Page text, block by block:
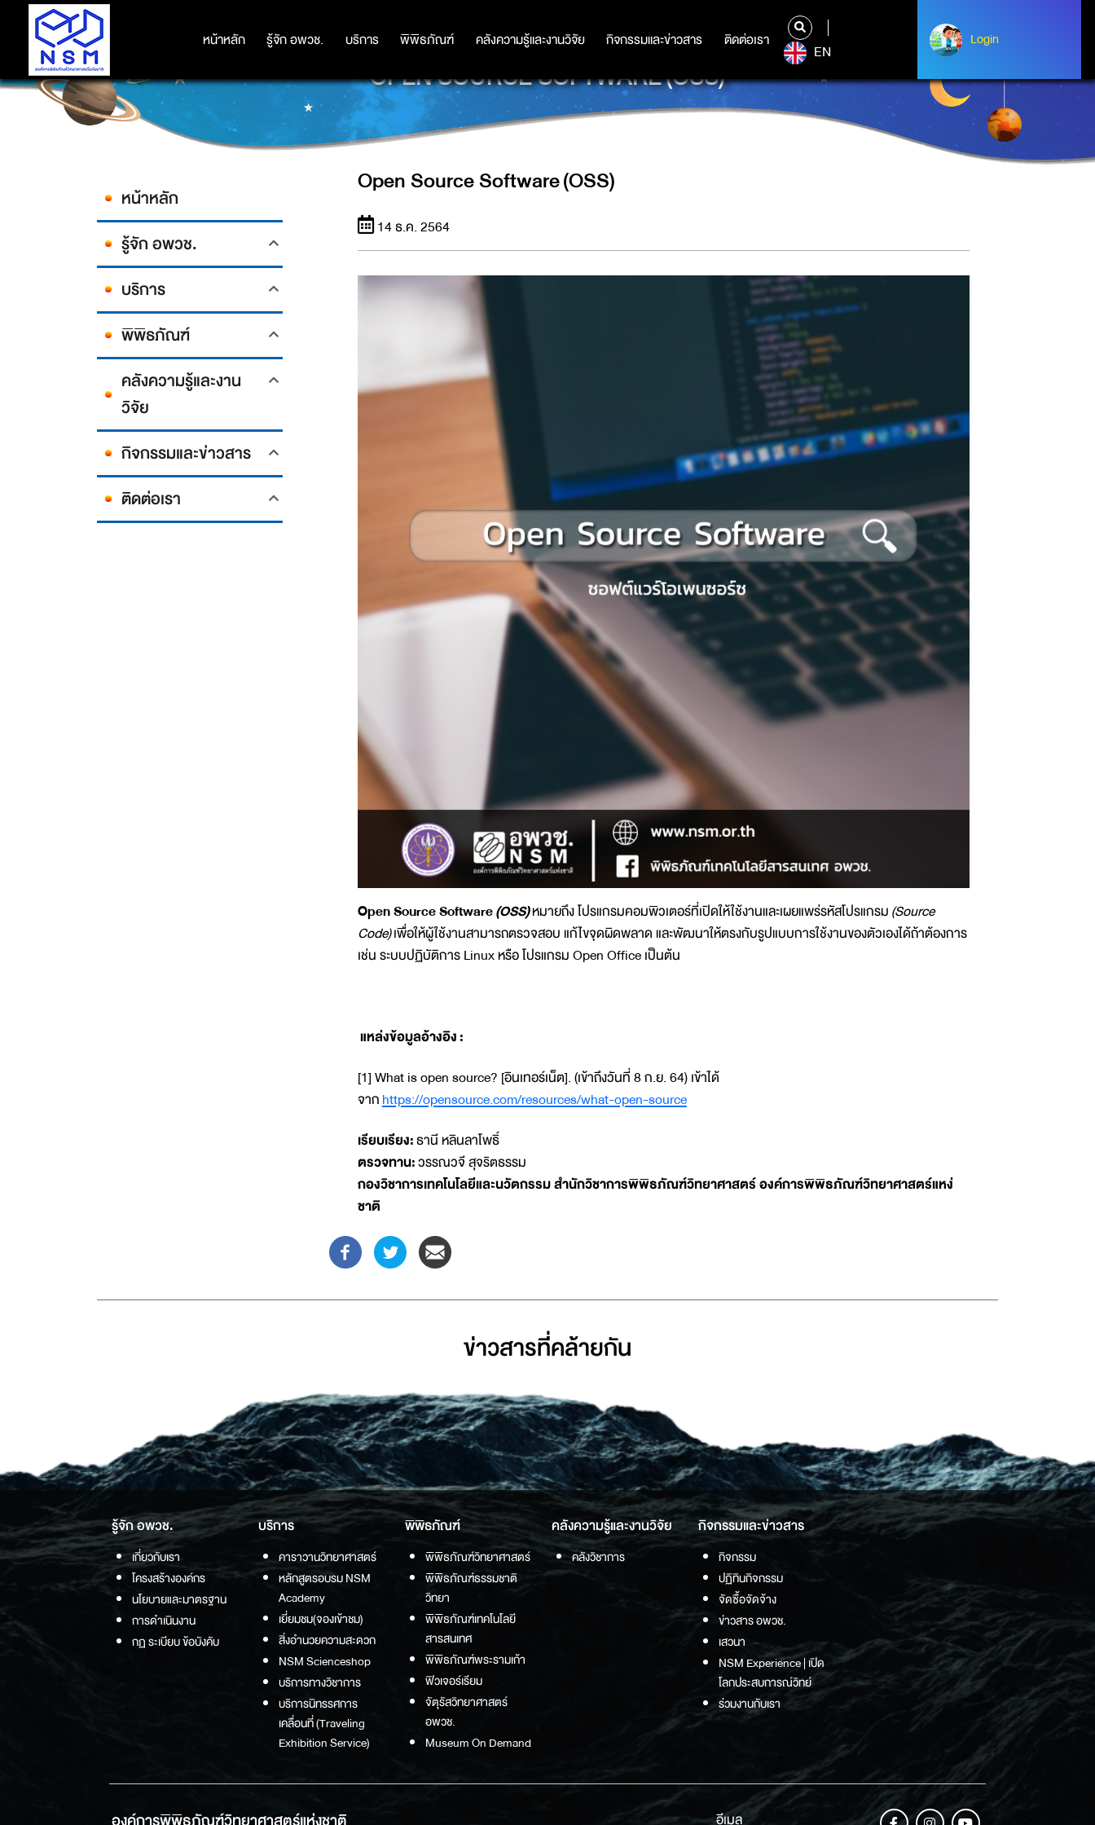
หน้าหลัก รู้จัก อพวช. บริการ พิพิธภัณฑ์ คลังความรู้และงานวิจัย กิจกรรมและข่าวสาร ติดต่อเรา
หน้าหลัก รู้จัก อพวช. บริการ พิพิธภัณฑ์ คลังความรู้และงานวิจัย กิจกรรมและข่าวสาร ติดต่อเรา
EN
Login
Login
OPEN SOURCE SOFTWARE (OSS)
หน้าหลัก
รู้จัก อพวช.
บริการ
พิพิธภัณฑ์
คลังความรู้และงาน
วิจัย
กิจกรรมและข่าวสาร
ติดต่อเรา
Open Source Software (OSS)
14 ธ.ค. 2564
Open Source Software(OSS)หมายถึง โปรแกรมคอมพิวเตอร์ที่เปิดให้ใช้งานและเผยแพร่รหัสโปรแกรม(Source
Code)เพื่อให้ผู้ใช้งานสามารถตรวจสอบ แก้ไขจุดผิดพลาด และพัฒนาให้ตรงกับรูปแบบการใช้งานของตัวเองได้ถ้าต้องการ
เช่น ระบบปฏิบัติการ Linux หรือ โปรแกรม Open Office เป็นต้น
แหล่งข้อมูลอ้างอิง :
[1] What is open source? [อินเทอร์เน็ต]. (เข้าถึงวันที่ 8 ก.ย. 64) เข้าได้
จากhttps://opensource.com/resources/what-open-source
เรียบเรียง:ธานี หลินลาโพธิ์
ตรวจทาน:วรรณวจี สุจริตธรรม
กองวิชาการเทคโนโลยีและนวัตกรรม สำนักวิชาการพิพิธภัณฑ์วิทยาศาสตร์ องค์การพิพิธภัณฑ์วิทยาศาสตร์แหง่
ชาติ
ข่าวสารที่่คล้ายกัน
รู้จัก อพวช.
เกี่ยวกับเรา
โครงสร้างองค์กร
นโยบายและมาตรฐาน
การดำเนินงาน
กฏ ระเบียบ ข้อบังคับ
บริการ
คาราวานวิทยาศาสตร์
หลักสูตรอบรม NSM
Academy
เยี่ยมชม(จองเข้าชม)
สิ่งอำนวยความสะดวก
NSM Scienceshop
บริการทางวิชาการ
บริการนิทรรศการ
เคลื่อนที่ (Traveling
Exhibition Service)
พิพิธภัณฑ์
พิพิธภัณฑ์วิทยาศาสตร์
พิพิธภัณฑ์ธรรมชาติ
วิทยา
พิพิธภัณฑ์เทคโนโลยี
สารสนเทศ
พิพิธภัณฑ์พระรามเก้า
ฟิวเจอร์เรียม
จัตุรัสวิทยาศาสตร์
อพวช.
Museum On Demand
คลังความรู้และงานวิจัย
คลังวิชาการ
กิจกรรมและข่าวสาร
กิจกรรม
ปฏิทินกิจกรรม
จัดซื้อจัดจ้าง
ข่าวสาร อพวช.
เสวนา
NSM Experience | เปิด
โลกประสบการณ์วิทย์
ร่วมงานกับเรา
อีเมล